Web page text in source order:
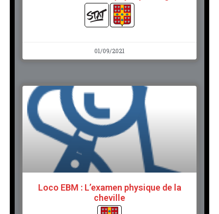
01/09/2021
Loco EBM : L’examen physique de la
cheville